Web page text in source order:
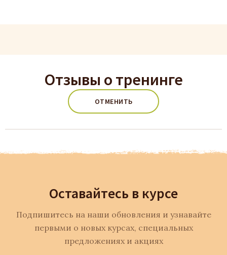
Отзывы о тренинге
ОТМЕНИТЬ
Оставайтесь в курсе
Подпишитесь на наши обновления и узнавайте
первыми о новых курсах, специальных
предложениях и акциях